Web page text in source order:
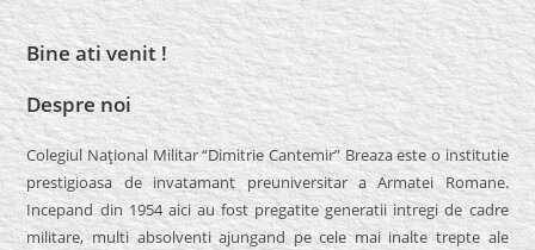
Bine ati venit !
Despre noi
Colegiul Naţional Militar “Dimitrie Cantemir” Breaza este o institutie
prestigioasa de invatamant preuniversitar a Armatei Romane.
Incepand din 1954 aici au fost pregatite generatii intregi de cadre
militare, multi absolventi ajungand pe cele mai inalte trepte ale